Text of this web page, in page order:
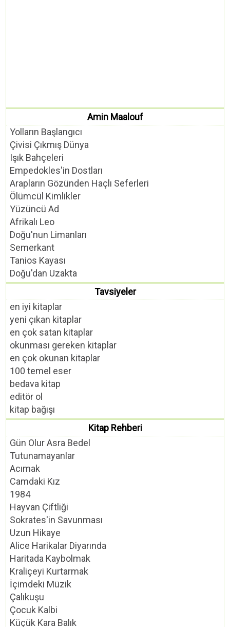
Amin Maalouf
Yolların Başlangıcı
Çivisi Çıkmış Dünya
Işık Bahçeleri
Empedokles'in Dostları
Arapların Gözünden Haçlı Seferleri
Ölümcül Kimlikler
Yüzüncü Ad
Afrikalı Leo
Doğu'nun Limanları
Semerkant
Tanios Kayası
Doğu'dan Uzakta
Tavsiyeler
en iyi kitaplar
yeni çıkan kitaplar
en çok satan kitaplar
okunması gereken kitaplar
en çok okunan kitaplar
100 temel eser
bedava kitap
editör ol
kitap bağışı
Kitap Rehberi
Gün Olur Asra Bedel
Tutunamayanlar
Acımak
Camdaki Kız
1984
Hayvan Çiftliği
Sokrates'in Savunması
Uzun Hikaye
Alice Harikalar Diyarında
Haritada Kaybolmak
Kraliçeyi Kurtarmak
İçimdeki Müzik
Çalıkuşu
Çocuk Kalbi
Küçük Kara Balık